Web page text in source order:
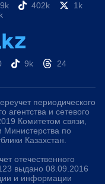
402k
1k
9k 24
периодического
агентства и сетевого
Комитетом связи,
по
Казахстан.
отечественного
выдано 08.09.2016
и информации